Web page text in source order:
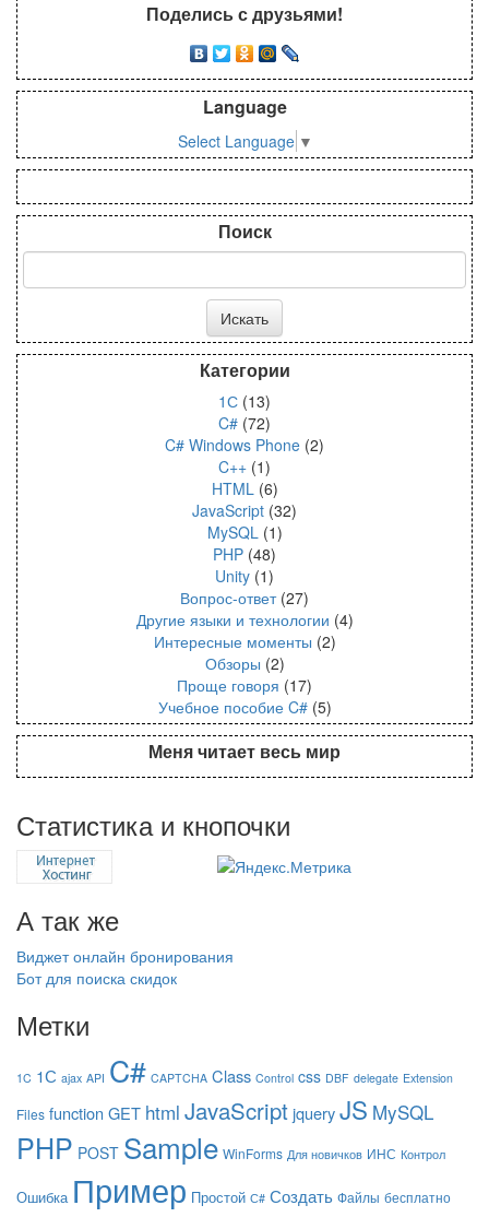
Поделись с друзьями!
Language
Select Language ▼
Поиск
Категории
1С (13)
C# (72)
C# Windows Phone (2)
C++ (1)
HTML (6)
JavaScript (32)
MySQL (1)
PHP (48)
Unity (1)
Вопрос-ответ(27)
Другие языки и технологии (4)
Интересные моменты (2)
Обзоры (2)
Проще говоря (17)
Учебное пособие C#(5)
Меня читает весь мир
Статистика и кнопочки
А так же
Виджет онлайн бронирования
Бот для поиска скидок
Метки
1C 1С ajax API C# CAPTCHA Class Control css DBF delegate Extension
Files function GET html JavaScriptjqueryJS MySQL
PHP POST Sample WinForms Для новичков ИНС Контрол
Ошибка Пример Простой С# Создать Файлы бесплатно